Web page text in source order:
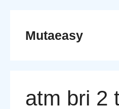
contentMutaeasy
atm bri 2